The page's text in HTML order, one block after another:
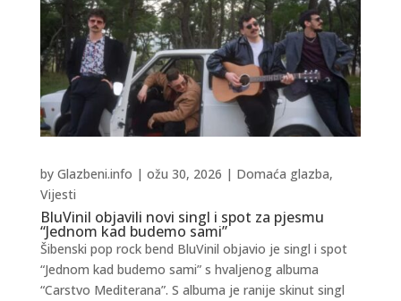
BluVinil objavili novi singl i spot za pjesmu
“Jednom kad budemo sami”
by Glazbeni.info | ožu 30, 2026 | Domaća glazba,
Vijesti
Šibenski pop rock bend BluVinil objavio je singl i spot
“Jednom kad budemo sami” s hvaljenog albuma
“Carstvo Mediterana”. S albuma je ranije skinut singl